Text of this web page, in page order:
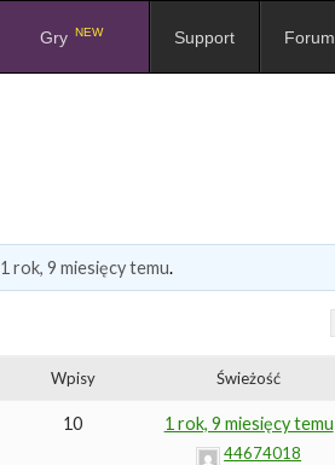
Gry NEW Support Forum
1 rok, 9 miesięcy temu.
Wpisy Świeżość
10 1 rok, 9 miesięcy temu
44674018